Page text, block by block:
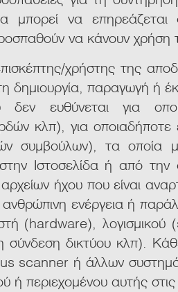
μπορεί να
να κάνουν χρήση
χρήστης της
δημιουργία, παραγωγή ή
δεν ευθύνεται για
κλπ), για
συμβούλων), τα
Ιστοσελίδα ή από την
ήχου που είναι
ενέργεια ή
(hardware),
δικτύου κλπ).
scanner ή άλλων
ή περιεχομένου αυτής